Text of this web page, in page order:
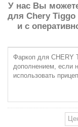
У нас Вы
для Chery Tiggo
и с
Фаркоп для CHERY
дополнением, если
использовать